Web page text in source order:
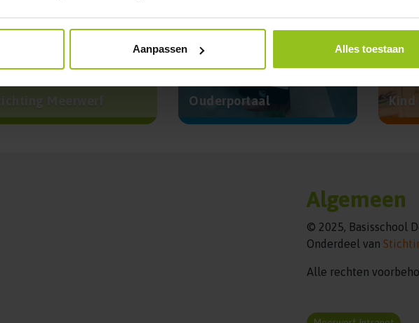
Aanpassen Alles toestaan
Meerwerf Ouderportaal Kind
Algemeen
© 2025, Basisschool
Onderdeel van
Alle rechten